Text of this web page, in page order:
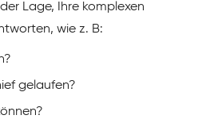
Lage, Ihre komplexen
wie z. B:
gelaufen?